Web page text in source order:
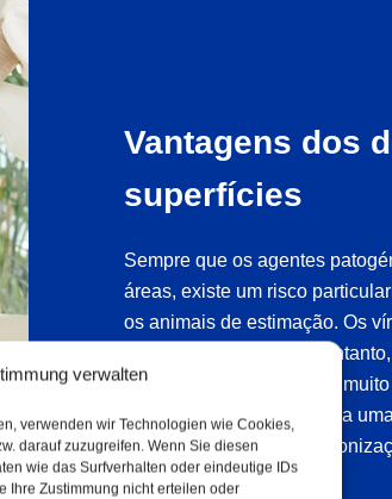
verwalten
verwenden wir Technologien wie Cookies,
darauf zuzugreifen. Wenn Sie diesen
wie das Surfverhalten oder eindeutige IDs
Ihre Zustimmung nicht erteilen oder
Vantagens dos
superfícies
Sempre que os agentes
áreas, existe um risco
os animais de estimação. Os
trazidos do exterior. No
contra os germes durante
prazo, o desinfetante forma
superfície e dificulta a